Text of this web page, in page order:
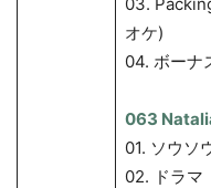
オケ)
04. ボーナ
063
01. ソウソ
02. ドラマ